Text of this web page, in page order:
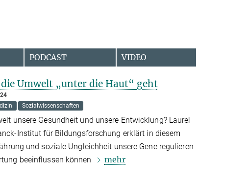
PODCAST VIDEO
Umwelt „unter die Haut“ geht
Sozialwissenschaften
unsere Gesundheit und unsere Entwicklung? Laurel
Institut für Bildungsforschung erklärt in diesem
und soziale Ungleichheit unsere Gene regulieren
beeinflussen können
mehr